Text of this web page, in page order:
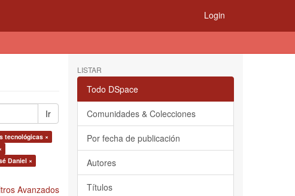
Login
Ir
tecnológicas ×
Daniel ×
Avanzados
LISTAR
Todo DSpace
Comunidades & Colecciones
Por fecha de publicación
Autores
Títulos